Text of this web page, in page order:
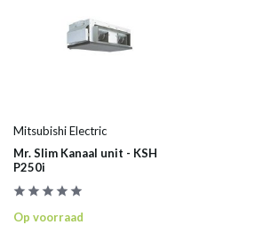
Mitsubishi Electric
Mr. Slim Kanaal unit - KSH
P250i
Op voorraad